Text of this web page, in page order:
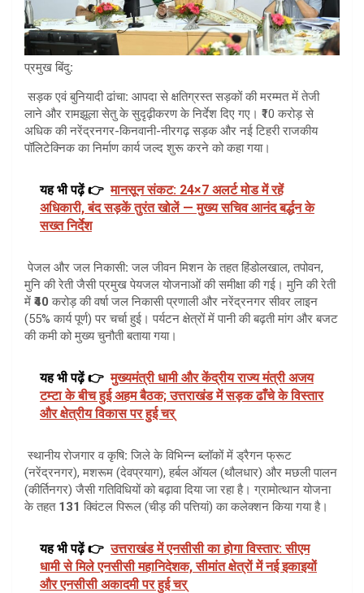
प्रमुख बिंदु:
सड़क एवं बुनियादी ढांचा: आपदा से क्षतिग्रस्त सड़कों की मरम्मत में तेजी
लाने और रामझूला सेतु के सुदृढ़ीकरण के निर्देश दिए गए। ₹10 करोड़ से
अधिक की नरेंद्रनगर-किनवानी-नीरगढ़ सड़क और नई टिहरी राजकीय
पॉलिटेक्निक का निर्माण कार्य जल्द शुरू करने को कहा गया।
यह भी पढ़ें 👉 मानसून संकट: 24×7 अलर्ट मोड में रहें
अधिकारी, बंद सड़कें तुरंत खोलें — मुख्य सचिव आनंद बर्द्धन के
सख्त निर्देश
पेजल और जल निकासी: जल जीवन मिशन के तहत हिंडोलखाल, तपोवन,
मुनि की रेती जैसी प्रमुख पेयजल योजनाओं की समीक्षा की गई। मुनि की रेती
में ₹ 40करोड़ की वर्षा जल निकासी प्रणाली और नरेंद्रनगर सीवर लाइन
(55% कार्य पूर्ण) पर चर्चा हुई। पर्यटन क्षेत्रों में पानी की बढ़ती मांग और बजट
की कमी को मुख्य चुनौती बताया गया।
यह भी पढ़ें 👉 मुख्यमंत्री धामी और केंद्रीय राज्य मंत्री अजय
टम्टा के बीच हुई अहम बैठक; उत्तराखंड में सड़क ढाँचे के विस्तार
और क्षेत्रीय विकास पर हुई चर्
स्थानीय रोजगार व कृषि: जिले के विभिन्न ब्लॉकों में ड्रैगन फ्रूट
(नरेंद्रनगर), मशरूम (देवप्रयाग), हर्बल ऑयल (थौलधार) और मछली पालन
(कीर्तिनगर) जैसी गतिविधियों को बढ़ावा दिया जा रहा है। ग्रामोत्थान योजना
के तहत 131क्विंटल पिरूल (चीड़ की पत्तियां) का कलेक्शन किया गया है।
यह भी पढ़ें 👉 उत्तराखंड में एनसीसी का होगा विस्तार: सीएम
धामी से मिले एनसीसी महानिदेशक, सीमांत क्षेत्रों में नई इकाइयों
और एनसीसी अकादमी पर हुई चर्